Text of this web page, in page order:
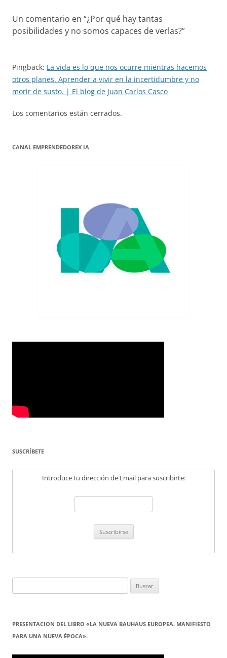
Un comentario en “¿Por qué hay tantas
posibilidades y no somos capaces de verlas?”
Pingback: La vida es lo que nos ocurre mientras hacemos
otros planes. Aprender a vivir en la incertidumbre y no
morir de susto. | El blog de Juan Carlos Casco
Los comentarios están cerrados.
CANAL EMPRENDEDOREX IA
SUSCRÍBETE
Introduce tu dirección de Email para suscribirte:
PRESENTACION DEL LIBRO «LA NUEVA BAUHAUS EUROPEA. MANIFIESTO
PARA UNA NUEVA ÉPOCA».